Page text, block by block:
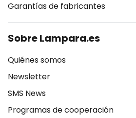
Garantías de fabricantes
Sobre Lampara.es
Quiénes somos
Newsletter
SMS News
Programas de cooperación